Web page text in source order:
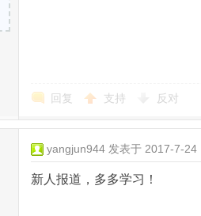
回复 支持 反对
yangjun944 发表于 2017-7-24
新人报道，多多学习！